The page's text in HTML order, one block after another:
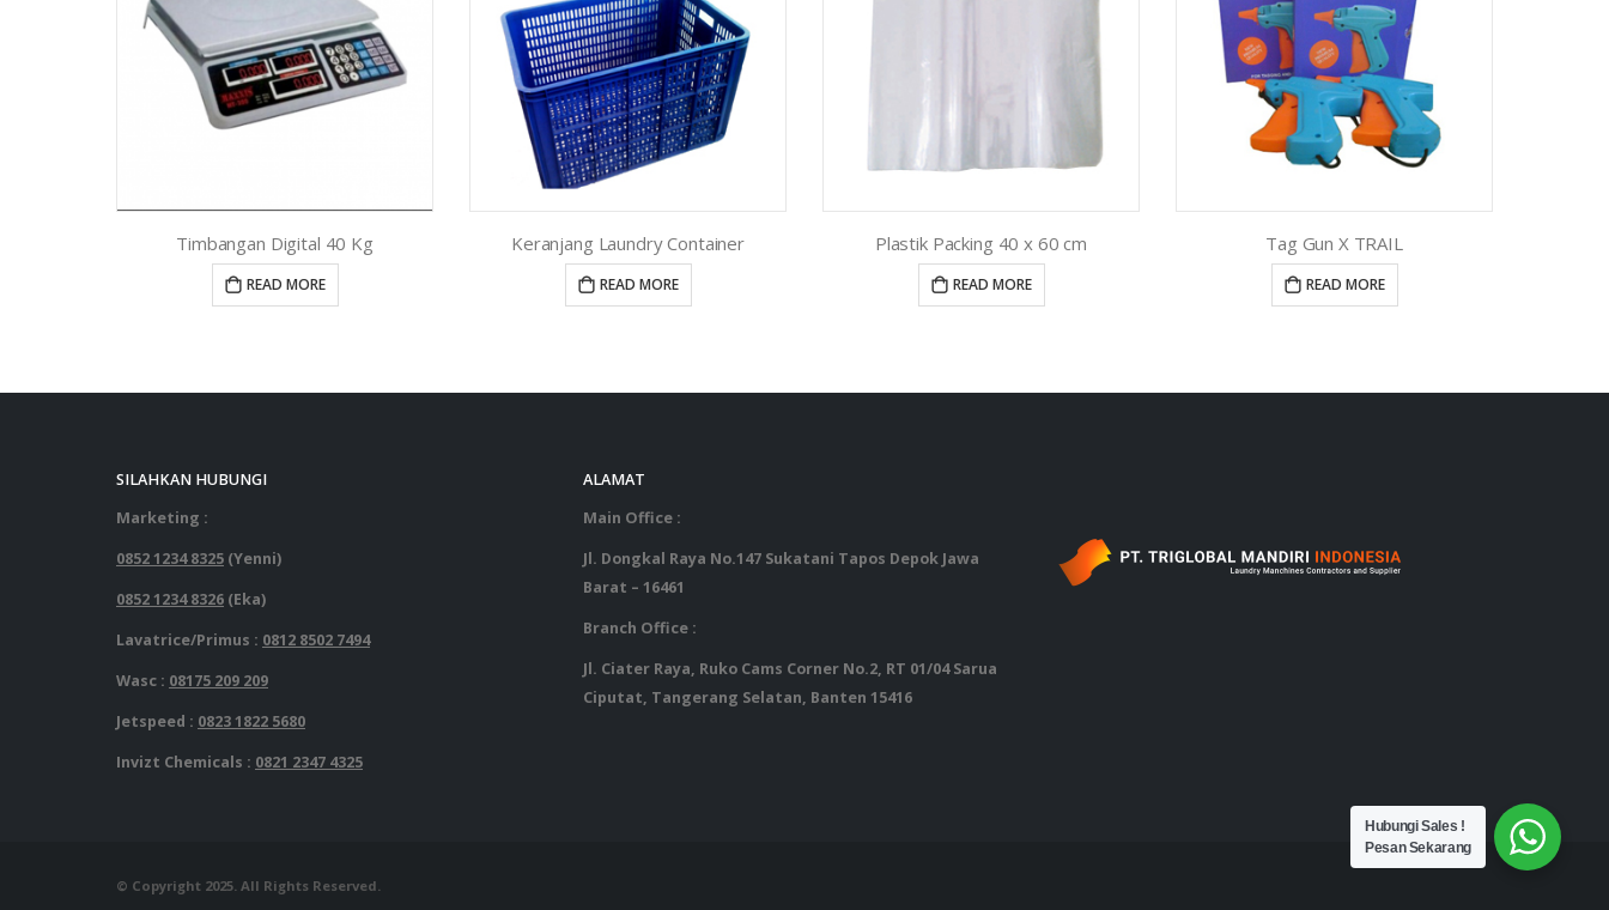
Timbangan Digital 40 Kg
READ MORE
Keranjang Laundry Container
READ MORE
Plastik Packing 40 x 60 cm
READ MORE
Tag Gun X TRAIL
READ MORE
SILAHKAN HUBUNGI
Marketing :
0852 1234 8325 (Yenni)
0852 1234 8326 (Eka)
Lavatrice/Primus : 0812 8502 7494
Wasc : 08175 209 209
Jetspeed : 0823 1822 5680
Invizt Chemicals : 0821 2347 4325
ALAMAT
Main Office :
Jl. Dongkal Raya No.147 Sukatani Tapos Depok Jawa
Barat – 16461
Branch Office :
Jl. Ciater Raya, Ruko Cams Corner No.2, RT 01/04 Sarua
Ciputat, Tangerang Selatan, Banten 15416
© Copyright 2025. All Rights Reserved.
Hubungi Sales !
Pesan Sekarang